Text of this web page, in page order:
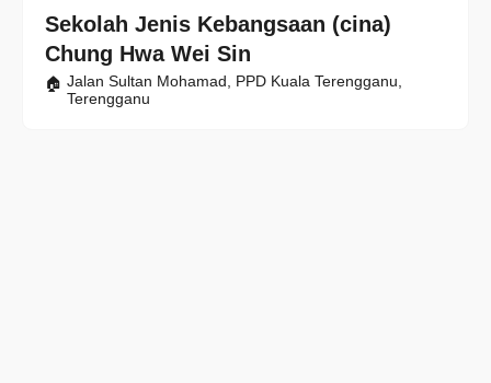
Sekolah Jenis Kebangsaan (cina)
Chung Hwa Wei Sin
Jalan Sultan Mohamad, PPD Kuala Terengganu,
Terengganu